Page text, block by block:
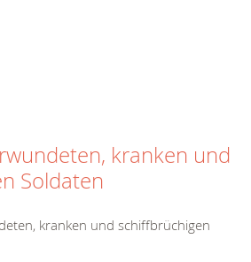
kranken und
Soldaten
kranken und schiffbrüchigen